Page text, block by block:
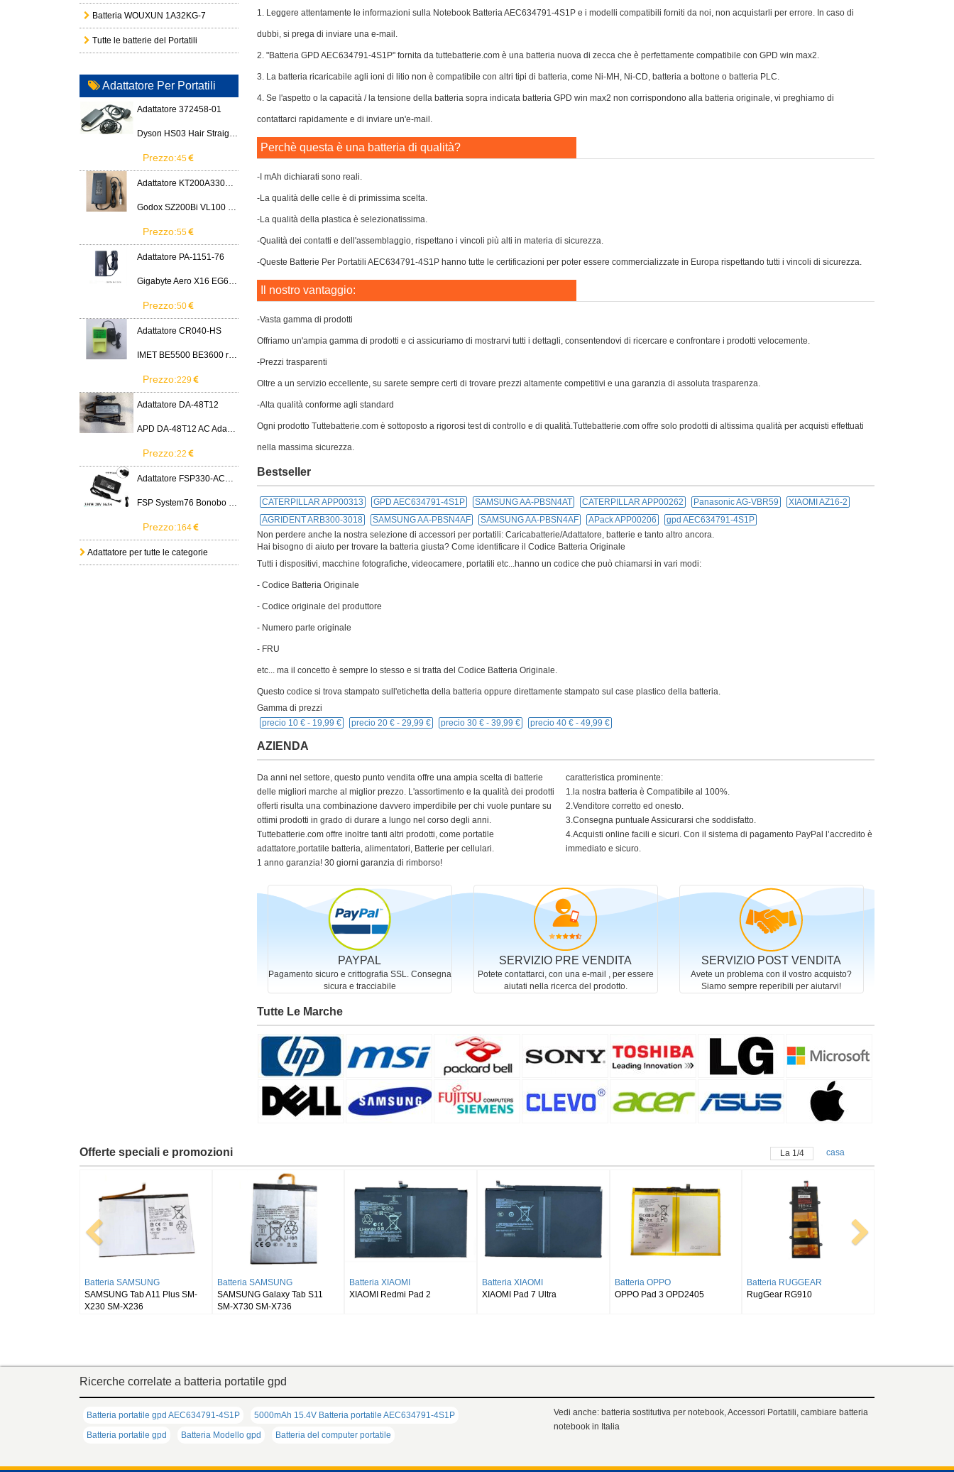
1. Leggere attentamente le informazioni sulla Notebook Batteria AEC634791-4S1P e i modelli compatibili forniti da noi, non acquistarli per errore. In caso di
dubbi, si prega di inviare una e-mail.
2. "Batteria GPD AEC634791-4S1P" fornita da tuttebatterie.com è una batteria nuova di zecca che è perfettamente compatibile con GPD win max2.
3. La batteria ricaricabile agli ioni di litio non è compatibile con altri tipi di batteria, come Ni-MH, Ni-CD, batteria a bottone o batteria PLC.
4. Se l'aspetto o la capacità / la tensione della batteria sopra indicata batteria GPD win max2 non corrispondono alla batteria originale, vi preghiamo di
contattarci rapidamente e di inviare un'e-mail.
Perchè questa è una batteria di qualità?
-I mAh dichiarati sono reali.
-La qualità delle celle è di primissima scelta.
-La qualità della plastica è selezionatissima.
-Qualità dei contatti e dell'assemblaggio, rispettano i vincoli più alti in materia di sicurezza.
-Queste Batterie Per Portatili AEC634791-4S1P hanno tutte le certificazioni per poter essere commercializzate in Europa rispettando tutti i vincoli di sicurezza.
Il nostro vantaggio:
-Vasta gamma di prodotti
Offriamo un'ampia gamma di prodotti e ci assicuriamo di mostrarvi tutti i dettagli, consentendovi di ricercare e confrontare i prodotti velocemente.
-Prezzi trasparenti
Oltre a un servizio eccellente, su sarete sempre certi di trovare prezzi altamente competitivi e una garanzia di assoluta trasparenza.
-Alta qualità conforme agli standard
Ogni prodotto Tuttebatterie.com è sottoposto a rigorosi test di controllo e di qualità.Tuttebatterie.com offre solo prodotti di altissima qualità per acquisti effettuati
nella massima sicurezza.
Bestseller
CATERPILLAR APP00313 GPD AEC634791-4S1P SAMSUNG AA-PBSN4AT CATERPILLAR APP00262 Panasonic AG-VBR59
XIAOMI AZ16-2
AGRIDENT ARB300-3018
SAMSUNG AA-PBSN4AF SAMSUNG AA-PBSN4AF APack APP00206
gpd AEC634791-4S1P
Non perdere anche la nostra selezione di accessori per portatili: Caricabatterie/Adattatore, batterie e tanto altro ancora.
Hai bisogno di aiuto per trovare la batteria giusta? Come identificare il Codice Batteria Originale
Tutti i dispositivi, macchine fotografiche, videocamere, portatili etc...hanno un codice che può chiamarsi in vari modi:
- Codice Batteria Originale
- Codice originale del produttore
- Numero parte originale
- FRU
etc... ma il concetto è sempre lo stesso e si tratta del Codice Batteria Originale.
Questo codice si trova stampato sull'etichetta della batteria oppure direttamente stampato sul case plastico della batteria.
Gamma di prezzi
precio 10 € - 19,99 € precio 20 € - 29,99 € precio 30 € - 39,99 € precio 40 € - 49,99 €
AZIENDA
Da anni nel settore, questo punto vendita offre una ampia scelta di batterie
delle migliori marche al miglior prezzo. L'assortimento e la qualità dei prodotti
offerti risulta una combinazione davvero imperdibile per chi vuole puntare su
ottimi prodotti in grado di durare a lungo nel corso degli anni.
Tuttebatterie.com offre inoltre tanti altri prodotti, come portatile
adattatore,portatile batteria, alimentatori, Batterie per cellulari.
1 anno garanzia! 30 giorni garanzia di rimborso!
caratteristica prominente:
1.la nostra batteria è Compatibile al 100%.
2.Venditore corretto ed onesto.
3.Consegna puntuale Assicurarsi che soddisfatto.
4.Acquisti online facili e sicuri. Con il sistema di pagamento PayPal l’accredito è
immediato e sicuro.
PAYPAL
Pagamento sicuro e crittografia SSL. Consegna
sicura e tracciabile
SERVIZIO PRE VENDITA
Potete contattarci, con una e-mail , per essere
aiutati nella ricerca del prodotto.
SERVIZIO POST VENDITA
Avete un problema con il vostro acquisto?
Siamo sempre reperibili per aiutarvi!
Tutte Le Marche
Batteria WOUXUN 1A32KG-7
Tutte le batterie del Portatili
Adattatore Per Portatili
Adattatore 372458-01
Dyson HS03 Hair Straightener
Prezzo:45
Adattatore KT200A3300666B3
Godox SZ200Bi VL100 VL200 VL300 LED Light
Prezzo:55
Adattatore PA-1151-76
Gigabyte Aero X16 EG61H RTX 5070 2WHA3USC64AH LITEON PA-1151-76 150W adapter
Prezzo:50
Adattatore CR040-HS
IMET BE5500 BE3600 remote control battery
Prezzo:229
Adattatore DA-48T12
APD DA-48T12 AC Adapter 12V 4A Power Supply Cord
Prezzo:22
Adattatore FSP330-ACAU3
FSP System76 Bonobo WS (bonw16)/Ultra 9/RTX5090
Prezzo:164
Adattatore per tutte le categorie
Offerte speciali e promozioni La 1/4 casa
Batteria RUGGEAR
RugGear RG910
Batteria BLACKVIEW
Blackview DK111
Batteria SAMSUNG
SAMSUNG Galaxy Tab S8 Ultra
Batteria SAMSUNG
SAMSUNG Galaxy Tab S9 Plus
Batteria SAMSUNG
SAMSUNG Galaxy Tab S9FE
Batteria SAMSUNG
SAMSUNG Tab Active Pro SM-
Ricerche correlate a batteria portatile gpd
Batteria portatile gpd AEC634791-4S1P
5000mAh 15.4V Batteria portatile AEC634791-4S1P
Batteria portatile gpd
Batteria Modello gpd Batteria del computer portatile
Vedi anche: batteria sostitutiva per notebook, Accessori Portatili, cambiare batteria
notebook in Italia